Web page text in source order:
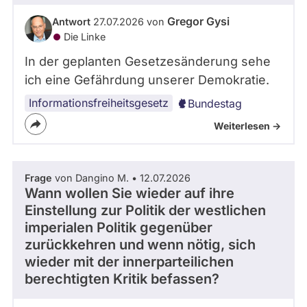
Antwort 27.07.2026 von Gregor Gysi
Die Linke
In der geplanten Gesetzesänderung sehe
ich eine Gefährdung unserer Demokratie.
Informationsfreiheitsgesetz Bundestag
Weiterlesen ->
Frage von Dangino M. • 12.07.2026
Wann wollen Sie wieder auf ihre
Einstellung zur Politik der westlichen
imperialen Politik gegenüber
zurückkehren und wenn nötig, sich
wieder mit der innerparteilichen
berechtigten Kritik befassen?